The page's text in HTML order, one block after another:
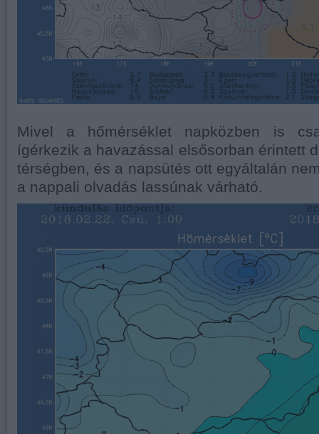
Mivel a hőmérséklet napközben is
ígérkezik a havazással elsősorban érintett
térségben, és a napsütés ott egyáltalán
a nappali olvadás lassúnak várható.